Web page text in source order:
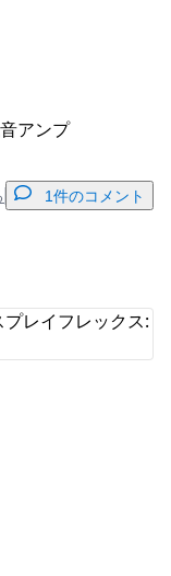
アンプ
1件のコメント